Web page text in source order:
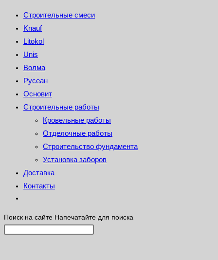
Строительные смеси
Knauf
Litokol
Unis
Волма
Русеан
Основит
Строительные работы
Кровельные работы
Отделочные работы
Строительство фундамента
Установка заборов
Доставка
Контакты
Поиск на сайте Напечатайте для поиска